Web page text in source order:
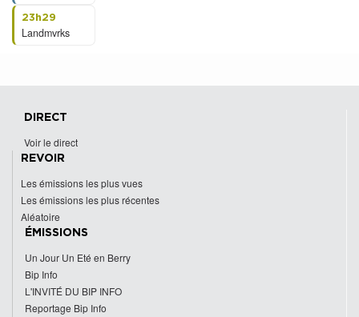
23h29
Landmvrks
DIRECT
Voir le direct
REVOIR
Les émissions les plus vues
Les émissions les plus récentes
Aléatoire
ÉMISSIONS
Un Jour Un Eté en Berry
Bip Info
L'INVITÉ DU BIP INFO
Reportage Bip Info